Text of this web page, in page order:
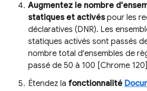
Augmentez le nombre
statiques et activéspour les
déclaratives (DNR). Les
statiques activés sont passés
nombre total d'ensembles de
passé de 50 à 100 [Chrome
Étendez la fonctionnalité